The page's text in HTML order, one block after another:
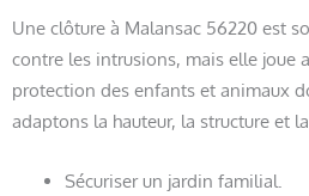
Une clôture à Malansac 56220 est
contre les intrusions, mais elle joue
protection des enfants et animaux
adaptons la hauteur, la structure et
Sécuriser un jardin familial.